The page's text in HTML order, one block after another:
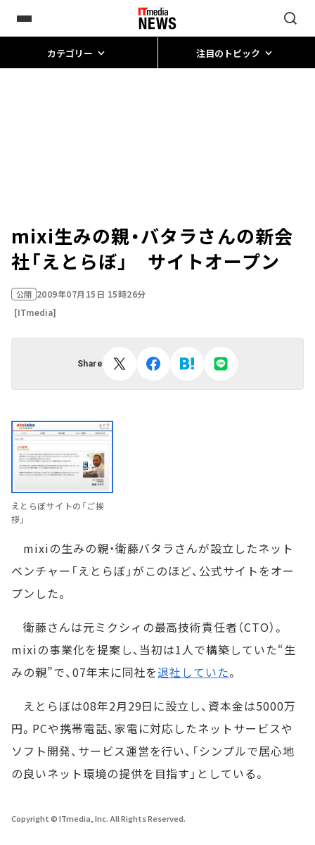
カテゴリー 注目のトピック
mixi生みの親・バタラさんの新会
社「えとらぼ」 サイトオープン
公開 2009年07月15日 15時26分
[ITmedia]
Share
えとらぼサイトの「ご挨
拶」
mixiの生みの親・衛藤バタラさんが設立したネット
ベンチャー「えとらぼ」がこのほど、公式サイトをオー
プンした。
衛藤さんは元ミクシィの最高技術責任者（CTO）。
mixiの事業化を提案し、当初は1人で構築していた“生
みの親”で、07年末に同社を退社していた。
えとらぼは08年2月29日に設立し、資本金は5000万
円。PCや携帯電話、家電に対応したネットサービスや
ソフト開発、サービス運営を行い、「シンプルで居心地
の良いネット環境の提供を目指す」としている。
Copyright © ITmedia, Inc. All Rights Reserved.